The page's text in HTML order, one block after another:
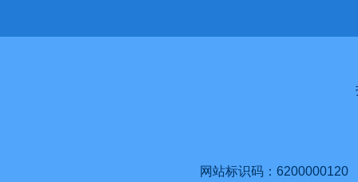
网站标识码：6200000120